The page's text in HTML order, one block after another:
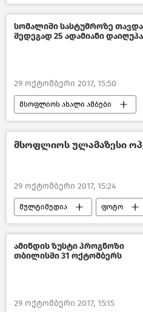
სომალიში სასტუმროზე
შედეგად 25 ადამიანი დაიღუპა
29 ოქტომბერი 2017, 15:50
მსოფლიოს ახალი ამბები
მსოფლიოს ულამაზესი
29 ოქტომბერი 2017, 15:24
მულტიმედია ფოტო
ამინდის ზუსტი პროგნოზი
თბილისში 31 ოქტომბერს
29 ოქტომბერი 2017, 15:15